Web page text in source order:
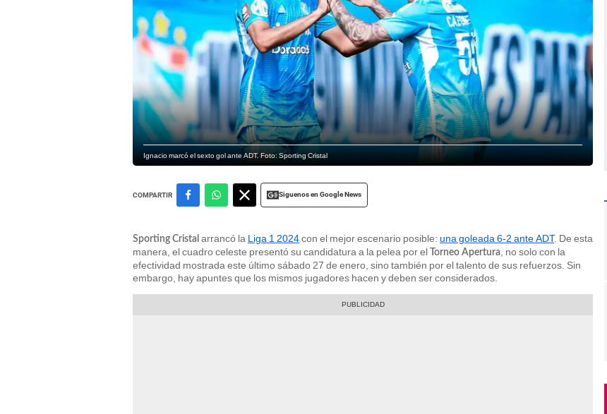
Ignacio marcó el sexto gol ante ADT. Foto: Sporting Cristal
COMPARTIR Siguenos en Google News
Sporting Cristal arrancó la Liga 1 2024con el mejor escenario posible: una goleada 6-2 ante ADT. De esta
manera, el cuadro celeste presentó su candidatura a la pelea por el Torneo Apertura , no solo con la
efectividad mostrada este último sábado 27 de enero, sino también por el talento de sus refuerzos. Sin
embargo, hay apuntes que los mismos jugadores hacen y deben ser considerados.